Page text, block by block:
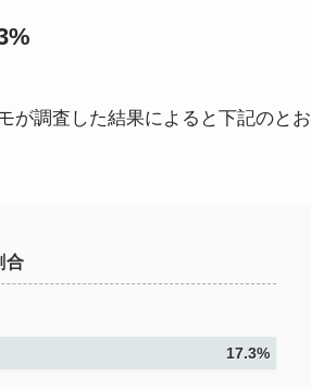
が調査した結果によると下記のとお
合
17.3%